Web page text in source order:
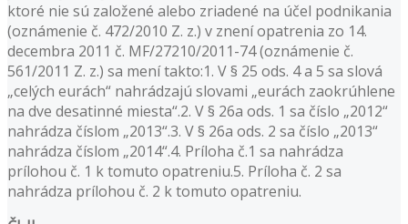
ktoré nie sú založené alebo zriadené na účel podnikania
(oznámenie č. 472/2010 Z. z.) v znení opatrenia zo 14.
decembra 2011 č. MF/27210/2011-74 (oznámenie č.
561/2011 Z. z.) sa mení takto:1. V § 25 ods. 4 a 5 sa slová
„celých eurách“ nahrádzajú slovami „eurách zaokrúhlene
na dve desatinné miesta“.2. V § 26a ods. 1 sa číslo „2012“
nahrádza číslom „2013“.3. V § 26a ods. 2 sa číslo „2013“
nahrádza číslom „2014“.4. Príloha č.1 sa nahrádza
prílohou č. 1 k tomuto opatreniu.5. Príloha č. 2 sa
nahrádza prílohou č. 2 k tomuto opatreniu.